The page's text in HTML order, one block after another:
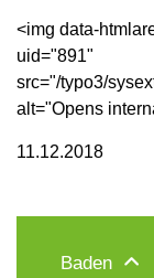
<img data-
uid="891"
src="/typo3/
alt="Opens
11.12.2018
Baden